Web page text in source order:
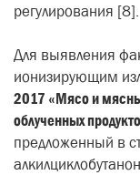
регулирования [8].
Для выявления
ионизирующим
2017 «Мясо и
облученных
предложенный в